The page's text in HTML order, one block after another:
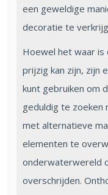
een geweldige
decoratie te
Hoewel het waar is
prijzig kan zijn, zijn
kunt gebruiken om
geduldig te zoeken
met alternatieve
elementen te
onderwaterwereld
overschrijden.